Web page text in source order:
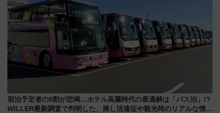
宿泊予定者の9割が悲鳴…ホテル高騰時代の最適解は「バス泊」!?
WILLER最新調査で判明した、推し活遠征や観光時のリアルな懐事